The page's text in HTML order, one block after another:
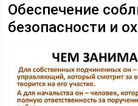
Обеспечение
безопасности и